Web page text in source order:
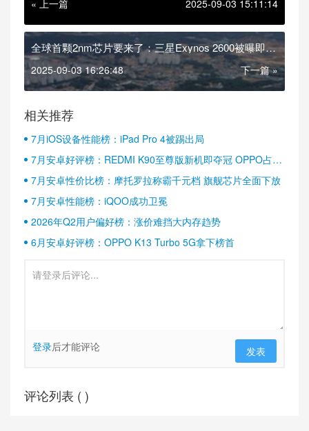
« 上一篇 2025-09-03 15:11:14
全球首颗2nm芯片要来了：三星Exynos 2600被曝即将
量产
2025-09-03 16:26:48 下一篇 »
相关推荐
7月iOS设备性能榜：iPad Pro 4被踢出局
7月安卓好评榜：REDMI K90至尊版新机即夺冠 OPPO占据
半壁江山
7月安卓性价比榜：摩托罗拉称霸千元档 旗舰芯片全面下放
7月安卓性能榜：iQOO成功卫冕
2026年Q2用户偏好榜：涨价难挡大内存趋势
6月安卓好评榜：OPPO K13 Turbo 5G拿下榜首
登录后才能评论 发表
评论列表 ( )